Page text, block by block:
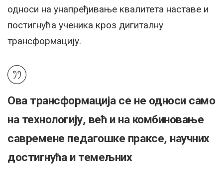
односи на унапређивање квалитета наставе и
постигнућа ученика кроз дигиталну
трансформацију.
Ова трансформација се не односи само
на технологију, већ и на комбиновање
савремене педагошке праксе, научних
достигнућа и темељних